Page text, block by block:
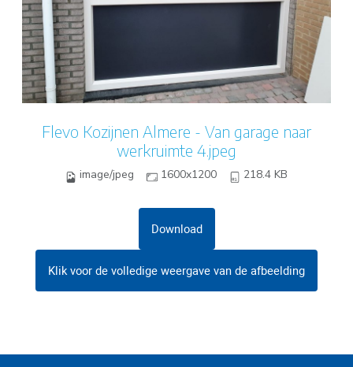
Flevo Kozijnen Almere - Van garage naar
werkruimte 4.jpeg
image/jpeg 1600x1200 218.4 KB
Download
Klik voor de volledige weergave van de afbeelding